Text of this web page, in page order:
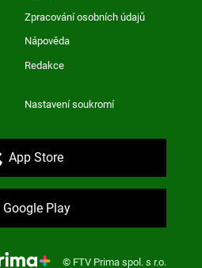
Zpracování osobních údajů
Nápověda
Redakce
Nastavení soukromí
App Store
Google Play
© FTV Prima spol. s r.o.